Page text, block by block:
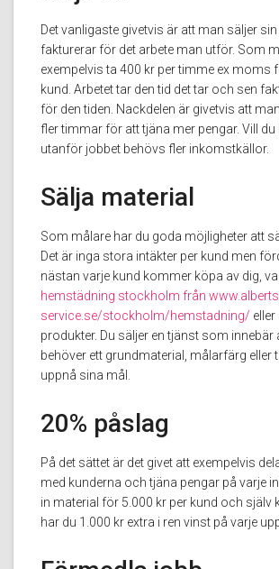
Det vanligaste givetvis är att man säljer
fakturerar för det arbete man utför. Som
exempelvis ta 400 kr per timme ex moms
kund. Arbetet tar den tid det tar och sen
för den tiden. Nackdelen är givetvis att
fler timmar för att tjäna mer pengar. Vill du
utanför jobbet behövs fler inkomstkällor.
Sälja material
Som målare har du goda möjligheter att
Det är inga stora intäkter per kund men
nästan varje kund kommer köpa av dig,
hemstädning stockholm från
service.se/stockholm/hemstadning/
produkter. Du säljer en tjänst som innebär
behöver ett grundmaterial, målarfärg eller
uppnå sina mål.
20% påslag
På det sättet är det givet att exempelvis
med kunderna och tjäna pengar på varje
in material för 5.000 kr per kund och själv
har du 1.000 kr extra i ren vinst på varje